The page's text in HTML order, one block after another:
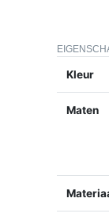
Kleur
Maten